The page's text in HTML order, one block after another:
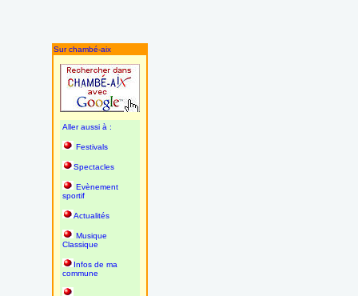
Sur chambé-aix
Aller aussi à :
Festivals
Spectacles
Evènement
sportif
Actualités
Musique
Classique
Infos de ma
commune